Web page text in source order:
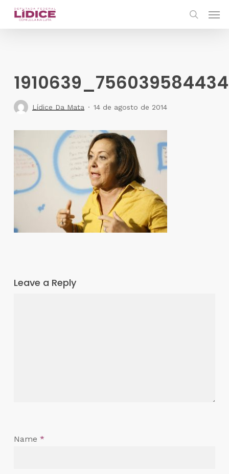
Skip
Lídice Da Mata 14 de agosto de 2014
Leave a Reply
Name *